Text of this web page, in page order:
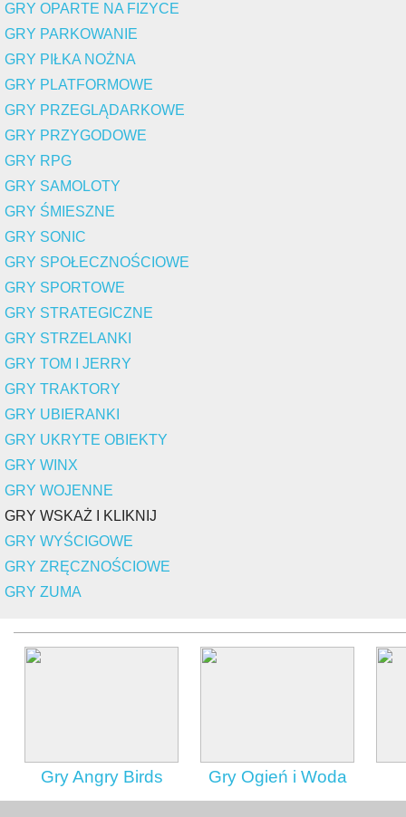
GRY OPARTE NA FIZYCE
GRY PARKOWANIE
GRY PIŁKA NOŻNA
GRY PLATFORMOWE
GRY PRZEGLĄDARKOWE
GRY PRZYGODOWE
GRY RPG
GRY SAMOLOTY
GRY ŚMIESZNE
GRY SONIC
GRY SPOŁECZNOŚCIOWE
GRY SPORTOWE
GRY STRATEGICZNE
GRY STRZELANKI
GRY TOM I JERRY
GRY TRAKTORY
GRY UBIERANKI
GRY UKRYTE OBIEKTY
GRY WINX
GRY WOJENNE
GRY WSKAŻ I KLIKNIJ
GRY WYŚCIGOWE
GRY ZRĘCZNOŚCIOWE
GRY ZUMA
Gry Angry Birds Gry Ogień i Woda